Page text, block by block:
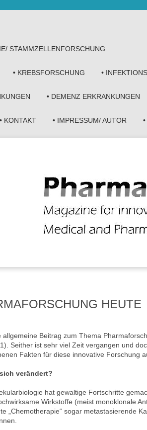
STAMMZELLENFORSCHUNG
• KREBSFORSCHUNG •
• DEMENZ ERKRANKUNGEN
• KONTAKT • IMPRESSUM/ AUTOR
HEUTE
allgemeine Beitrag zum Thema
Seither ist sehr viel Zeit vergangen und
Fakten für diese innovative Forschung
verändert?
hat gewaltige Fortschritte
Wirkstoffe (meist monoklonale
„Chemotherapie“ sogar metastasierende